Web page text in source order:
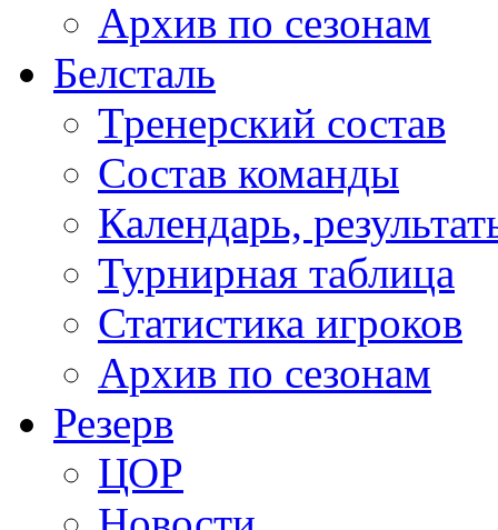
Архив по сезонам
Белсталь
Тренерский состав
Состав команды
Календарь,
Турнирная таблица
Статистика игроков
Архив по сезонам
Резерв
ЦОР